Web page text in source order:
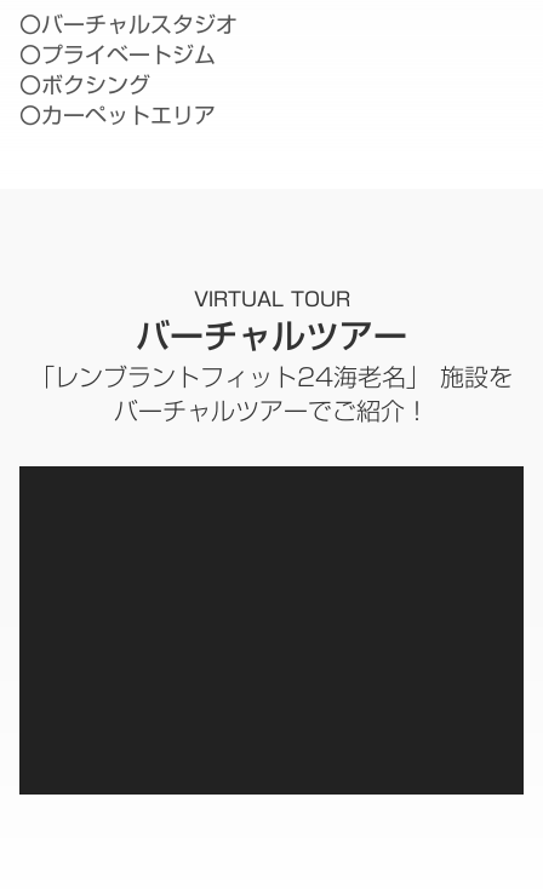
〇バーチャルスタジオ
〇プライベートジム
〇ボクシング
〇カーペットエリア
VIRTUAL TOUR
バーチャルツアー
「レンブラントフィット24海老名」 施設を
バーチャルツアーでご紹介！